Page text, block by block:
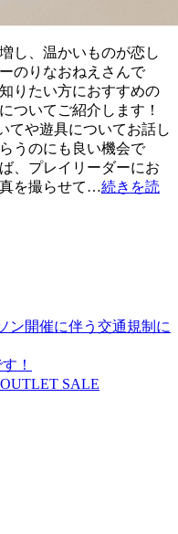
し、温かいものが恋し
のりなおねえさんで
りたい方におすすめの
ついてご紹介します！
てや遊具についてお話し
うのにも良い機会で
、プレイリーダーにお
を撮らせて…続きを読
開催に伴う交通規制に
！
SALE